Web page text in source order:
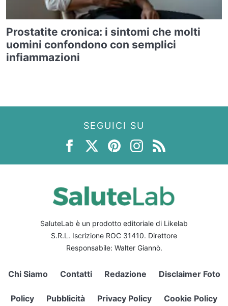
Prostatite cronica: i sintomi che molti
uomini confondono con semplici
infiammazioni
SEGUICI SU
SaluteLab è un prodotto editoriale di Likelab
S.R.L. Iscrizione ROC 31410. Direttore
Responsabile: Walter Giannò.
Chi Siamo Contatti Redazione Disclaimer Foto
Policy Pubblicità Privacy Policy Cookie Policy